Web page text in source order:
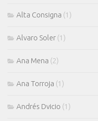
Alta Consigna (1)
Alvaro Soler (1)
Ana Mena (2)
Ana Torroja (1)
Andrés Dvicio (1)